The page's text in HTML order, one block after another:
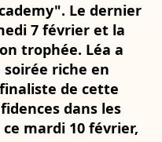
Le dernier
7 février et la
trophée. Léa a
riche en
de cette
dans les
mardi 10 février,